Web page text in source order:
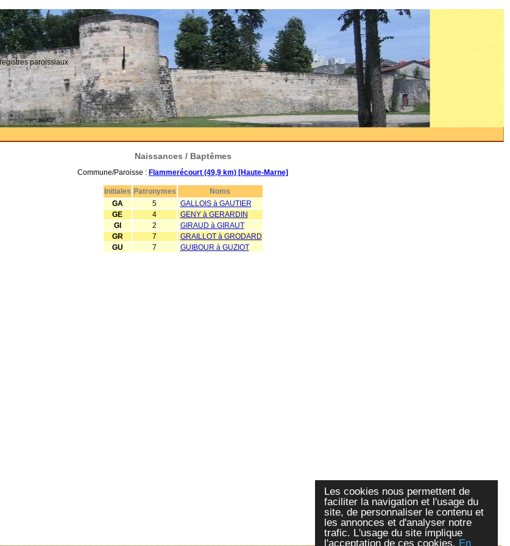
Les cookies nous permettent de
faciliter la navigation et l'usage du
site, de personnaliser le contenu et
les annonces et d'analyser notre
trafic. L'usage du site implique
l'acceptation de ces cookies. En
paroissiaux
Naissances / Baptêmes
Commune/Paroisse : Flammerécourt (49,9 km) [Haute-Marne]
Initiales Patronymes
Noms
GA
5
GALLOIS à GAUTIER
GE
4
GENY à GERARDIN
GI
2
GIRAUD à GIRAUT
GR
7
GRAILLOT à GRODARD
GU
7 GUIBOUR à GUZIOT